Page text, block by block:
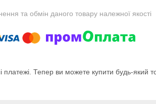
та обмін даного товару належної якості
платежі. Тепер ви можете купити будь-який